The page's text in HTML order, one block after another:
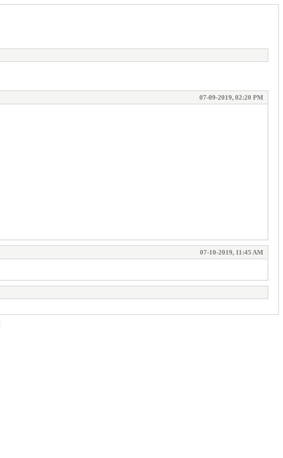
07-09-2019, 02:20 PM
07-10-2019, 11:45 AM